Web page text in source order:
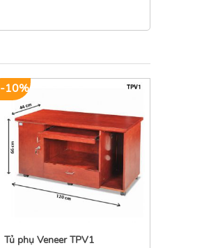
-10%
Tủ phụ Veneer TPV1